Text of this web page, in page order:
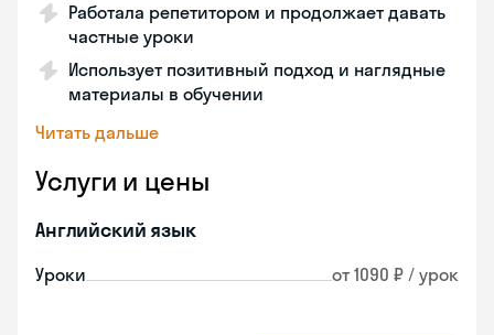
Работала репетитором и продолжает давать
частные уроки
Использует позитивный подход и наглядные
материалы в обучении
Читать дальше
Услуги и цены
Английский язык
Уроки от 1090 ₽ / урок